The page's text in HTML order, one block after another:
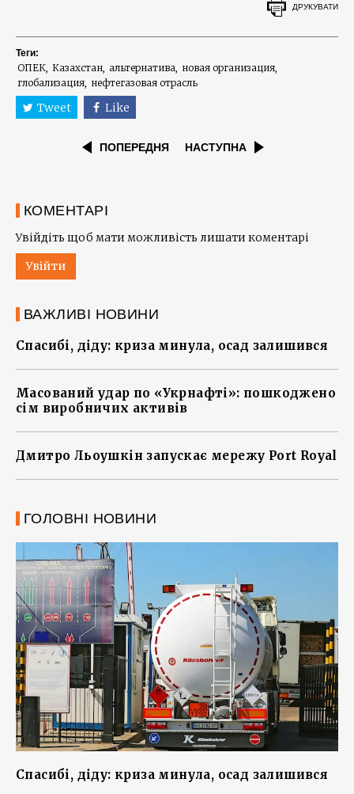
ДРУКУВАТИ
Теги:
ОПЕК Казахстан альтернатива новая организация
глобализация нефтегазовая отрасль
Tweet Like
ПОПЕРЕДНЯ НАСТУПНА
КОМЕНТАРІ
Увійдіть щоб мати можливість лишати коментарі
Увійти
ВАЖЛИВІ НОВИНИ
Спасибі, діду: криза минула, осад залишився
Масований удар по «Укрнафті»: пошкоджено
сім виробничих активів
Дмитро Льоушкін запускає мережу Port Royal
ГОЛОВНІ НОВИНИ
Спасибі, діду: криза минула, осад залишився